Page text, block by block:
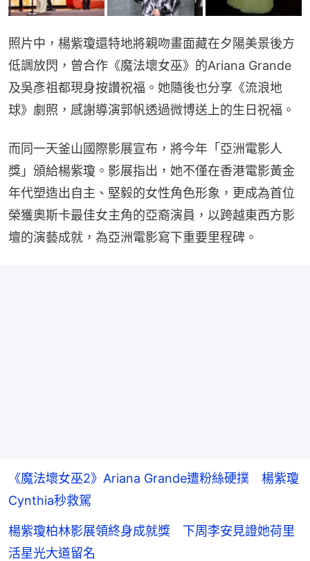
照片中，楊紫瓊還特地將親吻畫面藏在夕陽美景後方
低調放閃，曾合作《魔法壞女巫》的Ariana Grande
及吳彥祖都現身按讚祝福。她隨後也分享《流浪地
球》劇照，感謝導演郭帆透過微博送上的生日祝福。
而同一天釜山國際影展宣布，將今年「亞洲電影人
獎」頒給楊紫瓊。影展指出，她不僅在香港電影黃金
年代塑造出自主、堅毅的女性角色形象，更成為首位
榮獲奧斯卡最佳女主角的亞裔演員，以跨越東西方影
壇的演藝成就，為亞洲電影寫下重要里程碑。
《魔法壞女巫2》Ariana Grande遭粉絲硬撲 楊紫瓊
Cynthia秒救駕
楊紫瓊柏林影展領終身成就獎 下周李安見證她荷里
活星光大道留名